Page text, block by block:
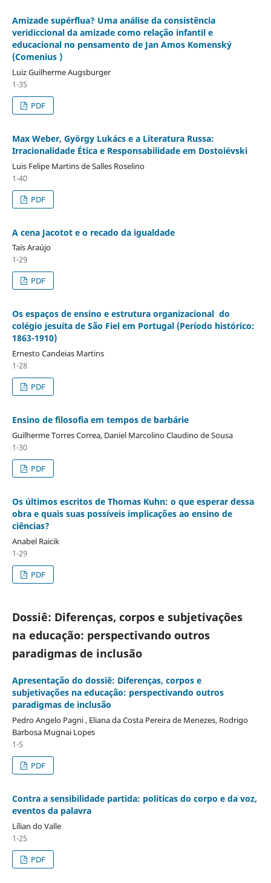
Amizade supérflua? Uma análise da consistência
veridiccional da amizade como relação infantil e
educacional no pensamento de Jan Amos Komenský
(Comenius )
Luiz Guilherme Augsburger
1-35
PDF
Max Weber, György Lukács e a Literatura Russa:
Irracionalidade Ética e Responsabilidade em Dostoiévski
Luis Felipe Martins de Salles Roselino
1-40
PDF
A cena Jacotot e o recado da igualdade
Taís Araújo
1-29
PDF
Os espaços de ensino e estrutura organizacional do
colégio jesuíta de São Fiel em Portugal (Período histórico:
1863-1910)
Ernesto Candeias Martins
1-28
PDF
Ensino de filosofia em tempos de barbárie
Guilherme Torres Correa, Daniel Marcolino Claudino de Sousa
1-30
PDF
Os últimos escritos de Thomas Kuhn: o que esperar dessa
obra e quais suas possíveis implicações ao ensino de
ciências?
Anabel Raicik
1-29
PDF
Dossiê: Diferenças, corpos e subjetivações
na educação: perspectivando outros
paradigmas de inclusão
Apresentação do dossiê: Diferenças, corpos e
subjetivações na educação: perspectivando outros
paradigmas de inclusão
Pedro Angelo Pagni , Eliana da Costa Pereira de Menezes, Rodrigo
Barbosa Mugnai Lopes
1-5
PDF
Contra a sensibilidade partida: políticas do corpo e da voz,
eventos da palavra
Lílian do Valle
1-25
PDF